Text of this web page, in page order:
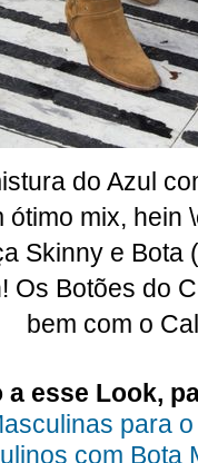
do Azul
ótimo mix, hein
Skinny e
Os Botões do
bem com o
esse Look,
para
com Bota